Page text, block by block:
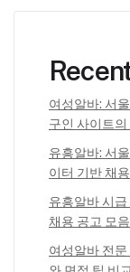
여성알바: 서
구인 사이트의
유흥알바: 서
이터 기반 채
유흥알바 시급
채용 공고 모음
여성알바 전